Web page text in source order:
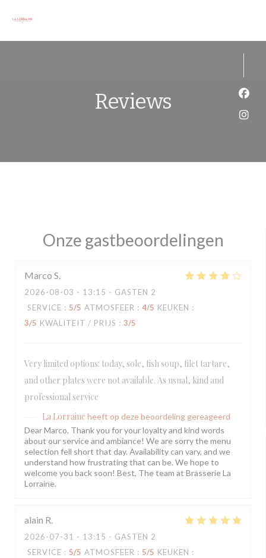
Reviews
Onze gastbeoordelingen
Marco S
2026-08-03 - 13:15 - GASTEN 2
SERVICE : 5/5 ATMOSFEER : 4/5 KEUKEN :
3/5 KWALITEIT / PRIJS : 3/5
Very limited options: today, sole, fish soup, filet tartare,
and other plates were not available. As usual, kind and
professional service
La Lorraine heeft op deze beoordeling gereageerd
Dear Marco, Thank you for your loyalty and kind words
about our service and ambiance! We are sorry the menu
selection fell short that day. Availability can vary, and we
understand how frustrating that can be. We hope to
welcome you back soon! Best, The team at Brasserie La
Lorraine.
alain R
2026-07-31 - 13:15 - GASTEN 2
SERVICE : 5/5 ATMOSFEER : 5/5 KEUKEN :